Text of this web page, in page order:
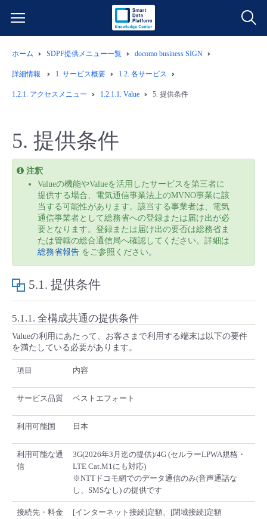
サービス一覧
データ利活用
ネットワーク
IoT
モニタリング/監査
サポート
管理機能
すべてのメニューを見る
よくある質問
クラウド/サーバー
ネットワーク
IoT
モニタリング/監査
サポート
管理機能
すべてのメニューを見る
料金情報
料金シミュレーター
データ利活用
クラウド/サーバー
ネットワーク
IoT
モニタリング/監査
サポート
すべてのメニューを見る
■ 管理機能
- 管理機能
- 初期設定・確認
- ユーザー機能の管理
■ 基本構築ガイド
- クラウド / サーバー
ユースケース
- バックアップ
- IoT
- リモートワーク
- ITインフラストラクチャー
故障/メンテナンス情報
サービス稼働状況
故障/メンテナンス履歴
メンテナンス予定
定期メンテナンス
パートナー
販売パートナー向けプログラム
協業パートナー
トレーニング/操作動画
脱炭素化
ホーム SDPF提供メニュー一覧 docomo business SIGN
詳細情報 1. サービス概要 1.2. 各サービス
1.2.1. アクセスメニュー 1.2.1.1. Value 5. 提供条件
5. 提供条件
注釈
Valueの機能やValueを活用したサービスを第三者に
提供する場合、電気通信事業法上のMVNO事業に該
当する可能性があります。該当する事業者は、電気
通信事業者として総務省への登録または届け出が必
要となります。登録または届け出の要否は総務省ま
たは管轄の総合通信局へ確認してください。詳細は
総務省報告 をご参照ください。
5.1. 提供条件
5.1.1. 全構成共通の提供条件
Valueの利用にあたって、お客さまで利用する端末は以下の要件
を満たしている必要があります。
項目 内容
サービス品質 ベストエフォート
利用可能国 日本
利用可能な通
信
3G(2026年3月迄の提供)/4G (セルラーLPWA規格・
LTE Cat.M1にも対応)
※NTTドコモ網でのデータ通信のみ(音声通話な
し、SMSなし) の提供です
接続先・料金
[インターネット接続]定額、[閉域接続]定額